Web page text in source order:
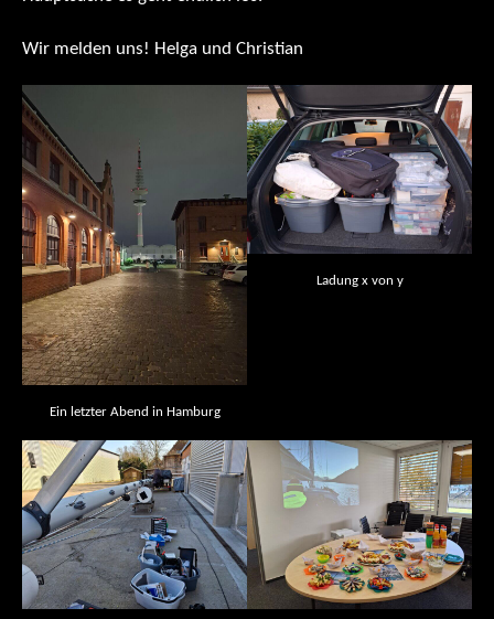
Wir melden uns! Helga und Christian
Ein letzter Abend in Hamburg
Ladung x von y